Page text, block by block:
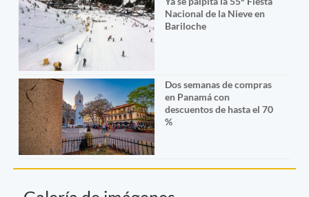
Nacional de la Nieve en
Bariloche
Dos semanas de compras
en Panamá con
descuentos de hasta el 70
%